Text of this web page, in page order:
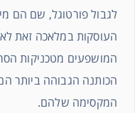
לגבול פורטוגל, שם הם
העוסקות במלאכה זאת
המושפעים מטכניקות
הכותנה הגבוהה ביותר
המקסימה שלהם.